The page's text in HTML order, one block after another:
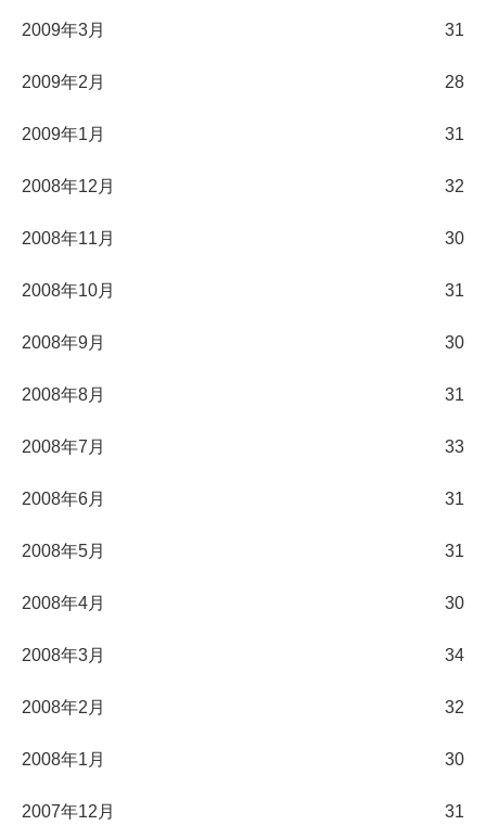
2009年3月 31
2009年2月 28
2009年1月 31
2008年12月 32
2008年11月 30
2008年10月 31
2008年9月 30
2008年8月 31
2008年7月 33
2008年6月 31
2008年5月 31
2008年4月 30
2008年3月 34
2008年2月 32
2008年1月 30
2007年12月 31